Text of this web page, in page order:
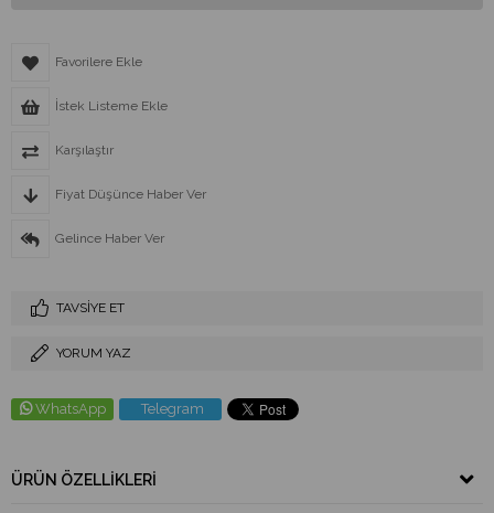
Favorilere Ekle
İstek Listeme Ekle
Karşılaştır
Fiyat Düşünce Haber Ver
Gelince Haber Ver
TAVSIYE ET
YORUM YAZ
WhatsApp Telegram
ÜRÜN ÖZELLIKLERI